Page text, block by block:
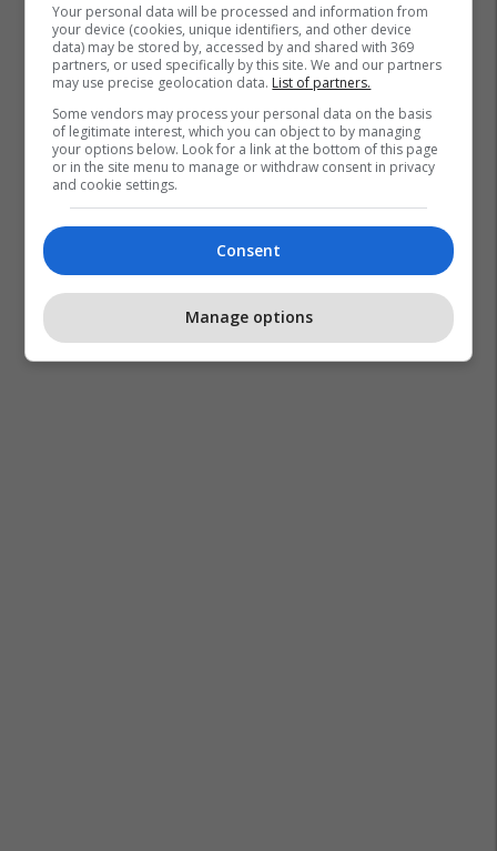
Bekim Sali
Studentët E Maqedonisë
Qeveria E Maqedonisë Së Veriut
Your personal data will be processed and information from
your device (cookies, unique identifiers, and other device
data) may be stored by, accessed by and shared with 369
partners, or used specifically by this site. We and our partners
may use precise geolocation data. List of partners.
Some vendors may process your personal data on the basis
of legitimate interest, which you can object to by managing
your options below. Look for a link at the bottom of this page
or in the site menu to manage or withdraw consent in privacy
and cookie settings.
Consent
Manage options